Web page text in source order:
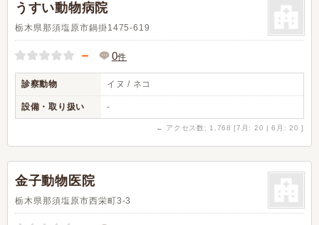
うすい動物病院
栃木県那須塩原市鍋掛1475-619
－ 0件
診察動物 イヌ / ネコ
設備・取り扱い -
← アクセス数: 1,768 [7月: 20 | 6月: 20 ]
金子動物医院
栃木県那須塩原市西栄町3-3